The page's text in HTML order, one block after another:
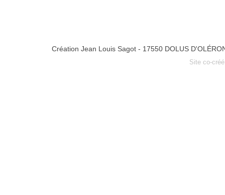
Création Jean Louis Sagot - 17550 DOLUS
Site co-